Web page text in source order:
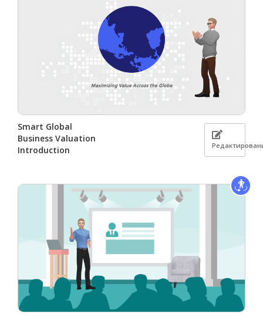
Smart Global
Business Valuation
Introduction